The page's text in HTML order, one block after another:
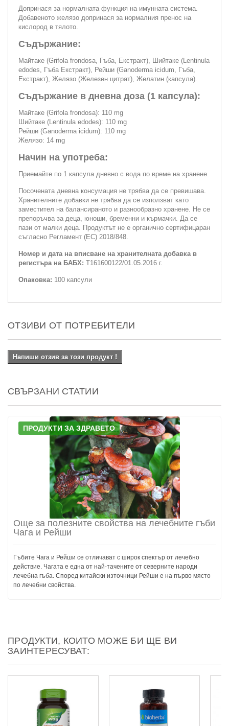
Допринася за нормалната функция на имунната система.
Добавеното желязо допринася за нормалния пренос на
кислород в тялото.
Съдържание:
Майтаке (Grifola frondosa, Гъба, Екстракт), Шийтаке (Lentinula
edodes, Гъба Екстракт), Рейши (Ganoderma icidum, Гъба,
Екстракт), Желязо (Железен цитрат), Желатин (капсула).
Съдържание в дневна доза (1 капсула):
Майтаке (Grifola frondosa): 110 mg
Шийтаке (Lentinula edodes): 110 mg
Рейши (Ganoderma icidum): 110 mg
Желязо: 14 mg
Начин на употреба:
Приемайте по 1 капсула дневно с вода по време на хранене.
Посочената дневна консумация не трябва да се превишава.
Хранителните добавки не трябва да се използват като
заместител на балансираното и разнообразно хранене. Не се
препоръчва за деца, юноши, бременни и кърмачки. Да се
пази от малки деца. Продуктът не е органично сертифицаран
съгласно Регламент (ЕС) 2018/848.
Номер и дата на вписване на хранителната добавка в
регистъра на БАБХ: Т161600122/01.05.2016 г.
Опаковка: 100 капсули
ОТЗИВИ ОТ ПОТРЕБИТЕЛИ
Напиши отзив за този продукт !
СВЪРЗАНИ СТАТИИ
ПРОДУКТИ ЗА ЗДРАВЕТО
Още за полезните свойства на лечебните гъби
Чага и Рейши
Гъбите Чага и Рейши се отличават с широк спектър от лечебно
действие. Чагата е една от най-тачените от северните народи
лечебна гъба. Според китайски източници Рейши е на първо място
по лечебни свойства.
ПРОДУКТИ, КОИТО МОЖЕ БИ ЩЕ ВИ
ЗАИНТЕРЕСУВАТ: